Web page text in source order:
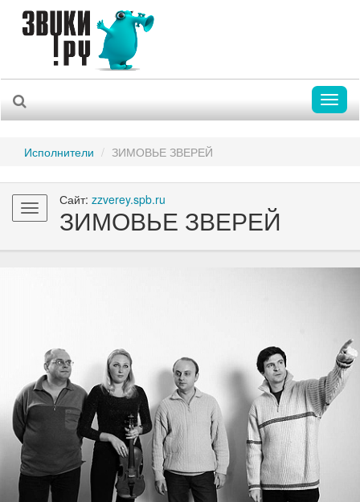
Исполнители ЗИМОВЬЕ ЗВЕРЕЙ
Toggle
navigation
Сайт: zzverey.spb.ru
ЗИМОВЬЕ ЗВЕРЕЙ